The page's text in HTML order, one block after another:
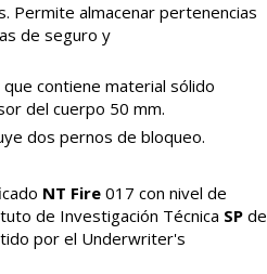
Permite almacenar pertenencias
de seguro y
contiene material sólido
del cuerpo 50 mm.
dos pernos de bloqueo.
NT Fire017 con nivel de
de Investigación Técnica SPde
por el Underwriter's